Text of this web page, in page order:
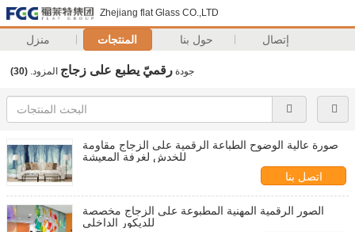
Zhejiang flat Glass CO.,LTD
منزل المنتجات حول بنا إتصال
جودة رقميّ يطبع على زجاج المزود. (30)
صورة عالية الوضوح الطباعة الرقمية على الزجاج مقاومة
للخدش لغرفة المعيشة
اتصل بنا
الصور الرقمية المهنية المطبوعة على الزجاج مخصصة
للديكور الداخلي